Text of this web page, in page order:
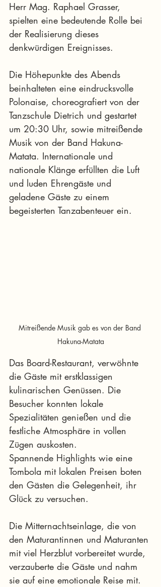
Herr Mag. Raphael Grasser,
spielten eine bedeutende Rolle bei
der Realisierung dieses
denkwürdigen Ereignisses.
Die Höhepunkte des Abends
beinhalteten eine eindrucksvolle
Polonaise, choreografiert von der
Tanzschule Dietrich und gestartet
um 20:30 Uhr, sowie mitreißende
Musik von der Band Hakuna-
Matata. Internationale und
nationale Klänge erfüllten die Luft
und luden Ehrengäste und
geladene Gäste zu einem
begeisterten Tanzabenteuer ein.
Mitreißende Musik gab es von der Band
Hakuna-Matata
Das Board-Restaurant, verwöhnte
die Gäste mit erstklassigen
kulinarischen Genüssen. Die
Besucher konnten lokale
Spezialitäten genießen und die
festliche Atmosphäre in vollen
Zügen auskosten.
Spannende Highlights wie eine
Tombola mit lokalen Preisen boten
den Gästen die Gelegenheit, ihr
Glück zu versuchen.
Die Mitternachtseinlage, die von
den Maturantinnen und Maturanten
mit viel Herzblut vorbereitet wurde,
verzauberte die Gäste und nahm
sie auf eine emotionale Reise mit.